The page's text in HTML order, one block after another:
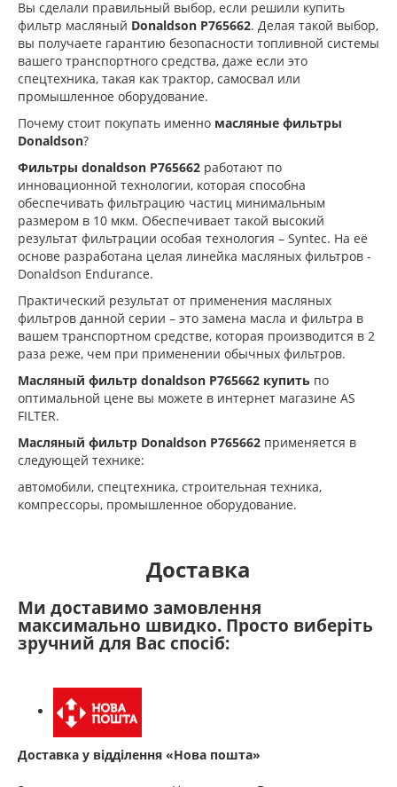
Вы сделали правильный выбор, если решили купить
фильтр масляный Donaldson P765662. Делая такой выбор,
вы получаете гарантию безопасности топливной системы
вашего транспортного средства, даже если это
спецтехника, такая как трактор, самосвал или
промышленное оборудование.
Почему стоит покупать именно масляные фильтры
Donaldson?
Фильтры donaldson P765662 работают по
инновационной технологии, которая способна
обеспечивать фильтрацию частиц минимальным
размером в 10 мкм. Обеспечивает такой высокий
результат фильтрации особая технология – Syntec. На её
основе разработана целая линейка масляных фильтров -
Donaldson Endurance.
Практический результат от применения масляных
фильтров данной серии – это замена масла и фильтра в
вашем транспортном средстве, которая производится в 2
раза реже, чем при применении обычных фильтров.
Масляный фильтр donaldson P765662 купить по
оптимальной цене вы можете в интернет магазине AS
FILTER.
Масляный фильтр Donaldson P765662 применяется в
следующей технике:
автомобили, cпецтехника, cтроительная техника,
компрессоры, промышленное оборудование.
Доставка
Ми доставимо замовлення
максимально швидко. Просто виберіть
зручний для Вас спосіб:
Доставка у відділення «Нова пошта»